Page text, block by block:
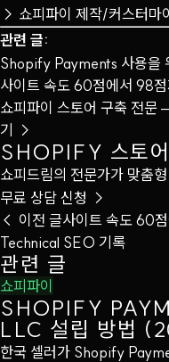
→ 쇼피파이 제작/커스터마
관련 글:
Shopify Payments 사용을
사이트 속도 60점에서 98
쇼피파이 스토어 구축 전문
기 →
SHOPIFY 스토
쇼피드림의 전문가가 맞춤
무료 상담 신청 →
← 이전 글사이트 속도 60
Technical SEO 기록
관련 글
쇼피파이
SHOPIFY
LLC 설립 방법
한국 셀러가 Shopify